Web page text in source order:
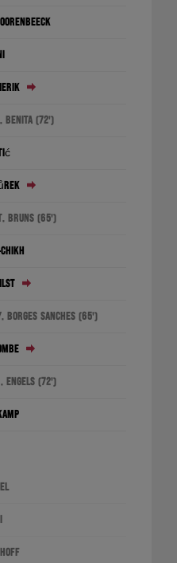
Benita (72')
Bruns (65')
Borges Sanches (65')
Engels (72')